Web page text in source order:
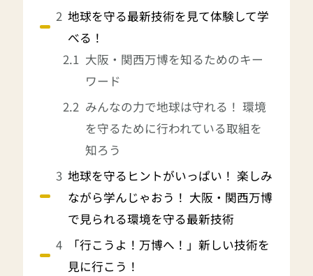
地球を守る最新技術を見て体験して学
べる！
大阪・関西万博を知るためのキー
ワード
みんなの力で地球は守れる！ 環境
を守るために行われている取組を
知ろう
地球を守るヒントがいっぱい！ 楽しみ
ながら学んじゃおう！ 大阪・関西万博
で見られる環境を守る最新技術
「行こうよ！万博へ！」新しい技術を
見に行こう！